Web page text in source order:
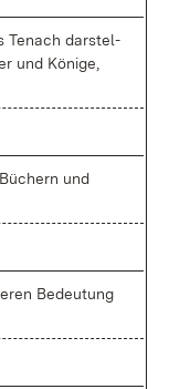
Te­nach dar­stel­
und Kö­ni­ge,
und
Be­deu­tung